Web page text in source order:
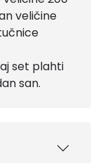
veličine
set plahti
san.